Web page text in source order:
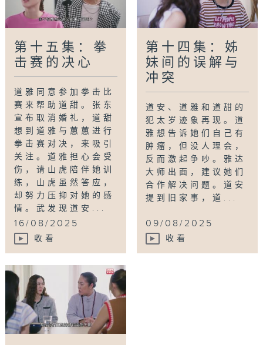
第十五集：拳
击赛的决心
道雅同意参加拳击比
赛来帮助道甜。张东
宣布取消婚礼，道甜
想到道雅与蕙蕙进行
拳击赛对决，来吸引
关注。道雅担心会受
伤，请山虎陪伴她训
练，山虎虽然答应，
却努力压抑对她的感
情。武发现道安...
16/08/2025
收看
第十四集：姊
妹间的误解与
冲突
道安、道雅和道甜的
犯太岁迹象再现。道
雅想告诉她们自己有
肿瘤，但没人理会，
反而激起争吵。雅达
大师出面，建议她们
合作解决问题。道安
提到旧家事，道...
09/08/2025
收看